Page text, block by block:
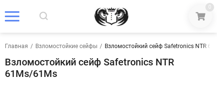
0
Главная / Взломостойкие сейфы / Взломостойкий сейф Safetronics NTR
Взломостойкий сейф Safetronics NTR
61Ms/61Ms